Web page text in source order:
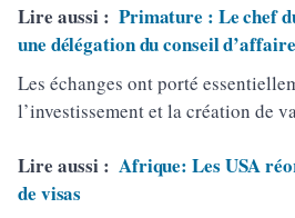
Lire aussi : Primature : Le chef
une délégation du conseil
Les échanges ont porté
l’investissement et la création de
Lire aussi : Afrique: Les USA
de visas